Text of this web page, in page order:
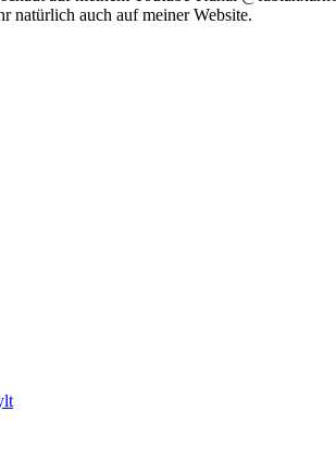
natürlich auch auf meiner Website.